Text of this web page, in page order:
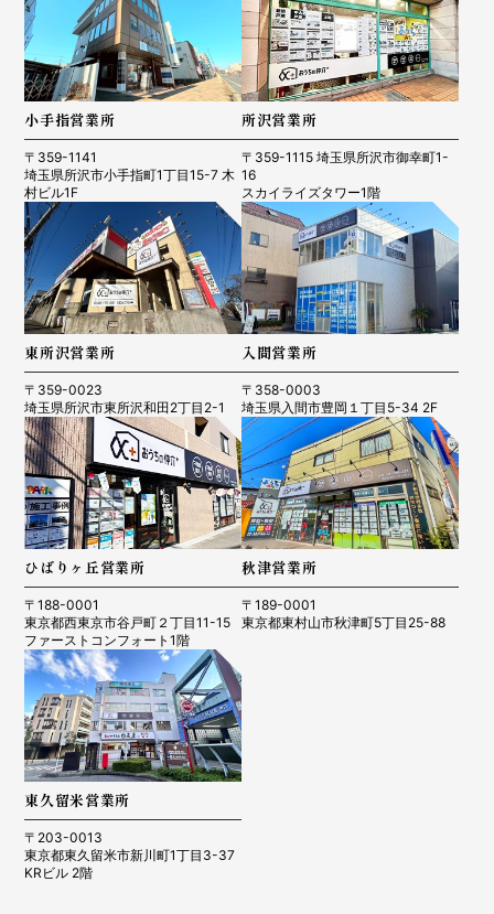
小手指営業所
〒359-1141
埼玉県所沢市小手指町1丁目15-7 木
村ビル1F
所沢営業所
〒359-1115 埼玉県所沢市御幸町1-
16
スカイライズタワー1階
東所沢営業所
〒359-0023
埼玉県所沢市東所沢和田2丁目2-1
入間営業所
〒358-0003
埼玉県入間市豊岡１丁目5-34 2F
ひばりヶ丘営業所
〒188-0001
東京都西東京市谷戸町２丁目11-15
ファーストコンフォート1階
秋津営業所
〒189-0001
東京都東村山市秋津町5丁目25-88
東久留米営業所
〒203-0013
東京都東久留米市新川町1丁目3-37
KRビル 2階